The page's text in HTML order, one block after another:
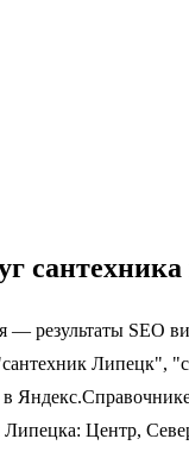
результаты SEO
Липецк",
в
Липецка: Центр,